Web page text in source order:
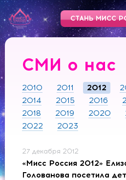
СТАНЬ МИСС
СМИ о нас
2010 2011 2012
2014
2015 2016
2018
2019 2020
2022
2023
27 декабря 2012
«Мисс Россия 2012»
Голованова посетила